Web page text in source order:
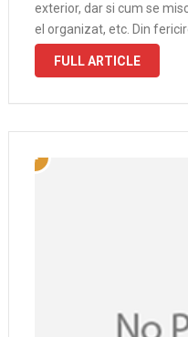
exterior, dar si cum se
el organizat, etc. Din
cateva zile …
FULL ARTICLE